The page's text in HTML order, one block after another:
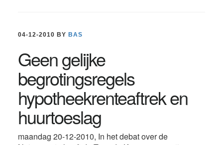
04-12-2010 BY BAS
Geen gelijke
begrotingsregels
hypotheekrenteaftrek en
huurtoeslag
maandag 20-12-2010, In het debat over de